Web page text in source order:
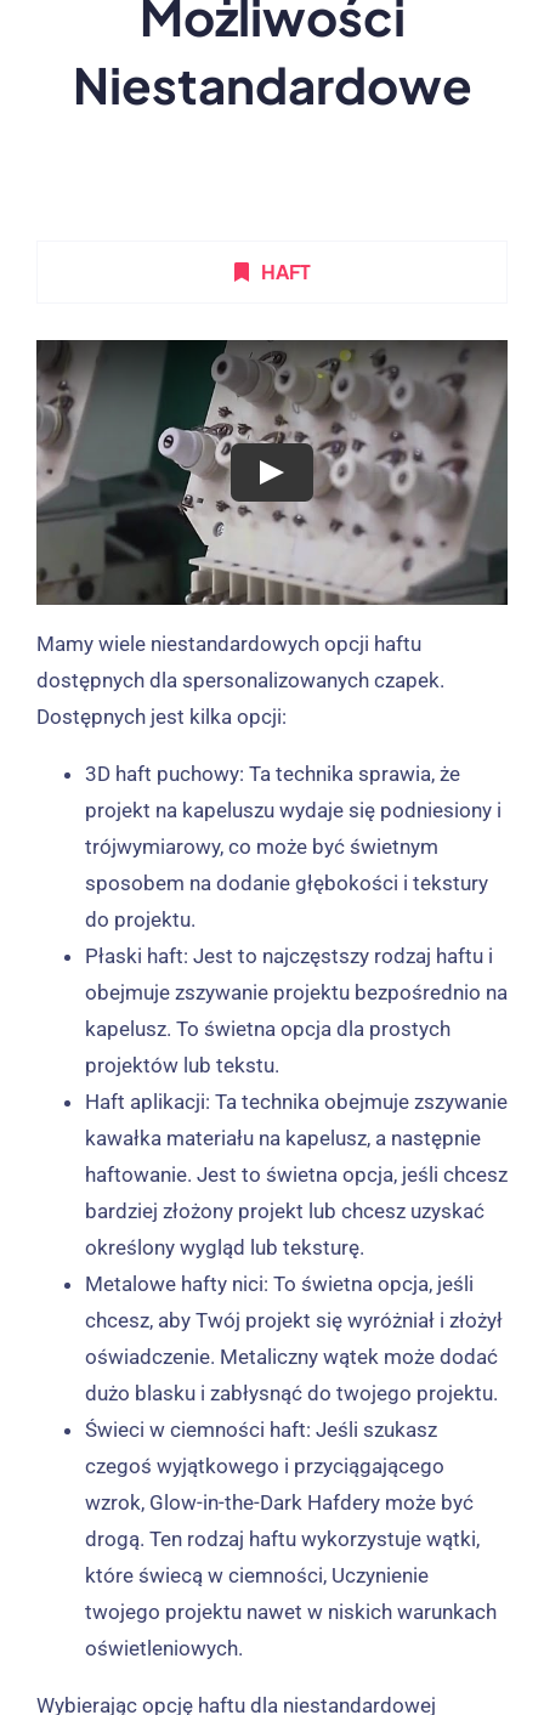
Możliwości
Niestandardowe
HAFT
Mamy wiele niestandardowych opcji haftu
dostępnych dla spersonalizowanych czapek.
Dostępnych jest kilka opcji:
3D haft puchowy: Ta technika sprawia, że ​​
projekt na kapeluszu wydaje się podniesiony i
trójwymiarowy, co może być świetnym
sposobem na dodanie głębokości i tekstury
do projektu.
Płaski haft: Jest to najczęstszy rodzaj haftu i
obejmuje zszywanie projektu bezpośrednio na
kapelusz. To świetna opcja dla prostych
projektów lub tekstu.
Haft aplikacji: Ta technika obejmuje zszywanie
kawałka materiału na kapelusz, a następnie
haftowanie. Jest to świetna opcja, jeśli chcesz
bardziej złożony projekt lub chcesz uzyskać
określony wygląd lub teksturę.
Metalowe hafty nici: To świetna opcja, jeśli
chcesz, aby Twój projekt się wyróżniał i złożył
oświadczenie. Metaliczny wątek może dodać
dużo blasku i zabłysnąć do twojego projektu.
Świeci w ciemności haft: Jeśli szukasz
czegoś wyjątkowego i przyciągającego
wzrok, Glow-in-the-Dark Hafdery może być
drogą. Ten rodzaj haftu wykorzystuje wątki,
które świecą w ciemności, Uczynienie
twojego projektu nawet w niskich warunkach
oświetleniowych.
Wybierając opcję haftu dla niestandardowej